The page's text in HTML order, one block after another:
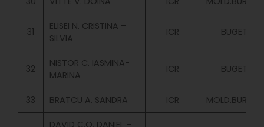
31
ELISEI N. CRISTINA –
SILVIA
ICR BUGET
32
NISTOR C. IASMINA-
MARINA
ICR BUGET
33 BRATCU A. SANDRA ICR MOLD.BURSIER